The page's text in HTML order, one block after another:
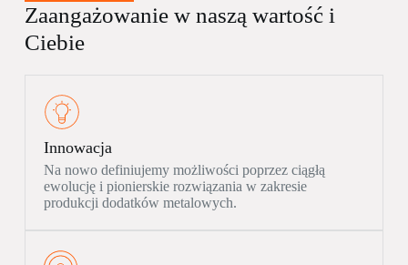
Zaangażowanie w naszą wartość i
Ciebie
Innowacja
Na nowo definiujemy możliwości poprzez ciągłą
ewolucję i pionierskie rozwiązania w zakresie
produkcji dodatków metalowych.